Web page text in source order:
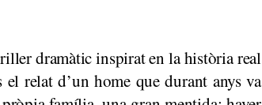
dramàtic inspirat en la història real
relat d’un home que durant anys va